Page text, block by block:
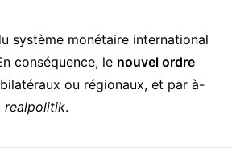
système monétaire international
conséquence, le nouvel ordre
ou régionaux, et par à-
realpolitik.